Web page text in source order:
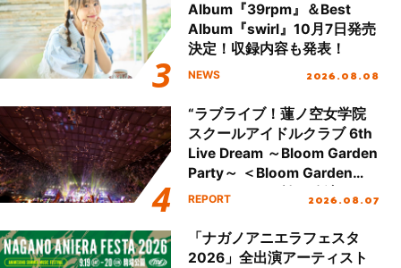
Album『39rpm』＆Best
Album『swirl』10月7日発売
決定！収録内容も発表！
NEWS 2026.08.08
“ラブライブ！蓮ノ空女学院
スクールアイドルクラブ 6th
Live Dream ～Bloom Garden
Party～ ＜Bloom Garden
Party Stage／埼玉公演＞”
REPORT 2026.08.07
「ナガノアニエラフェスタ
2026」全出演アーティスト